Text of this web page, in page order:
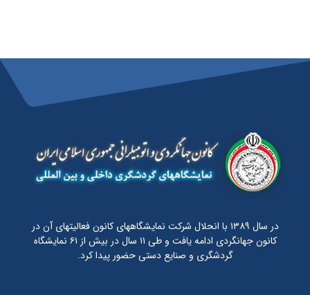
در سال ۱۳۸۹ با انحلال شرکت نمایشگاههای کانون فعالیتهای آن در
کانون جهانگردی ادامه یافت و طی ۱۱ سال در بیش از ۶۱ نمایشگاه
گردشگری و صنایع دستی حضور پیدا کرد.